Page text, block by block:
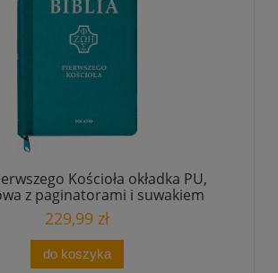
Kościoła okładka PU,
z paginatorami i suwakiem
229,99 zł
do koszyka